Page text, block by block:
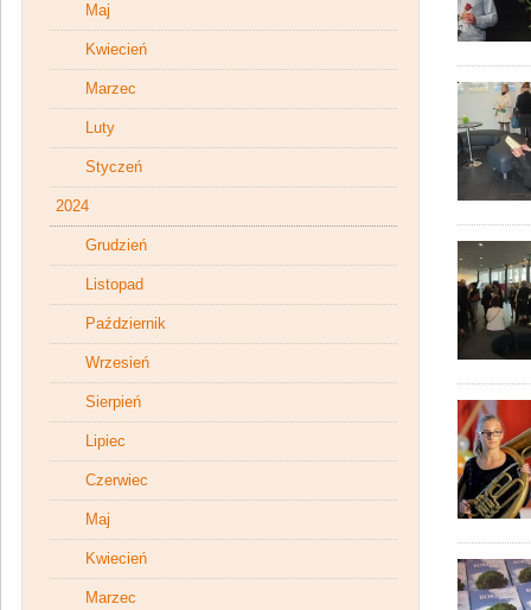
Maj
Kwiecień
Marzec
Luty
Styczeń
2024
Grudzień
Listopad
Październik
Wrzesień
Sierpień
Lipiec
Czerwiec
Maj
Kwiecień
Marzec